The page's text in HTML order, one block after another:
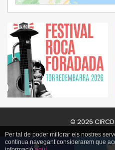
© 2026
Per tal de poder millorar els nostres
continua navegant considerarem que